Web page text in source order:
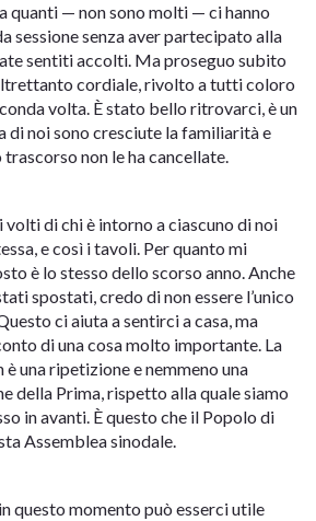
quanti — non sono molti — ci hanno
sessione senza aver partecipato alla
sentiti accolti. Ma proseguo subito
cordiale, rivolto a tutti coloro
volta. È stato bello ritrovarci, è un
di noi sono cresciute la familiarità e
trascorso non le ha cancellate.
volti di chi è intorno a ciascuno di noi
e così i tavoli. Per quanto mi
è lo stesso dello scorso anno. Anche
spostati, credo di non essere l’unico
ci aiuta a sentirci a casa, ma
di una cosa molto importante. La
è una ripetizione e nemmeno una
della Prima, rispetto alla quale siamo
in avanti. È questo che il Popolo di
Assemblea sinodale.
questo momento può esserci utile